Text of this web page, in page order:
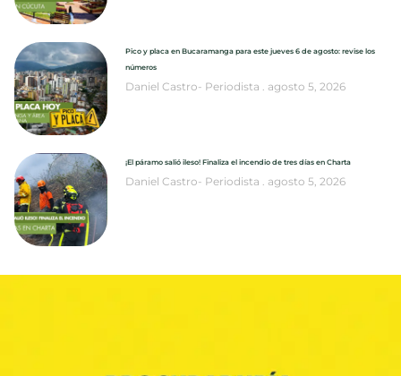
Pico y placa en Bucaramanga para este jueves 6 de agosto: revise los
números
Daniel Castro- Periodista agosto 5, 2026
¡El páramo salió ileso! Finaliza el incendio de tres días en Charta
Daniel Castro- Periodista agosto 5, 2026